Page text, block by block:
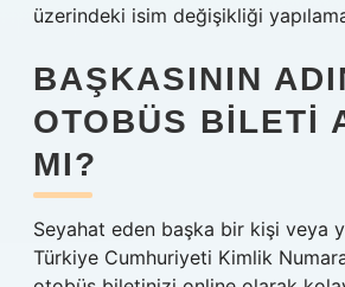
üzerindeki isim değişikliği
BAŞKASININ
OTOBÜS BILETI
MI?
Seyahat eden başka bir kişi veya
Türkiye Cumhuriyeti Kimlik